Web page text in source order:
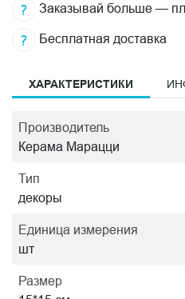
Заказывай больше —
Бесплатная доставка
ХАРАКТЕРИСТИКИ
Производитель
Керама Марацци
Тип
декоры
Единица измерения
шт
Размер